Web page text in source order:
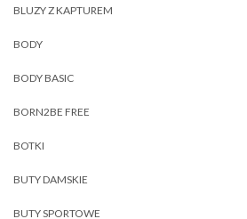
BLUZY Z KAPTUREM
BODY
BODY BASIC
BORN2BE FREE
BOTKI
BUTY DAMSKIE
BUTY SPORTOWE